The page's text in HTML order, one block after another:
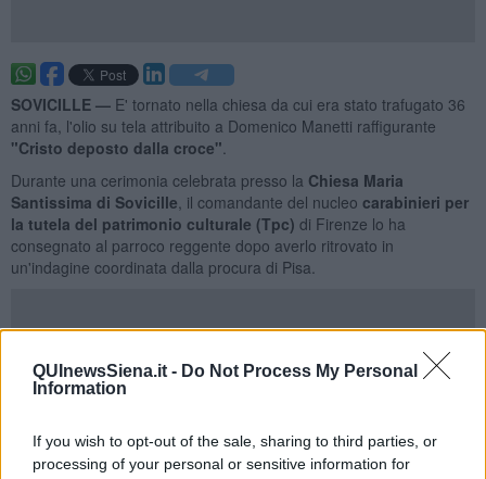
QUInewsSiena.it - Do Not Process My Personal
Information
If you wish to opt-out of the sale, sharing to third parties, or
processing of your personal or sensitive information for
SOVICILLE — E' tornato nella chiesa da cui era stato trafugato 36
anni fa, l'olio su tela attribuito a Domenico Manetti raffigurante
"Cristo deposto dalla croce"
Durante una cerimonia celebrata presso la Chiesa Maria
Santissima di Sovicille , il comandante del nucleo carabinieri per
la tutela del patrimonio culturale (Tpc) di Firenze lo ha
consegnato al parroco reggente dopo averlo ritrovato in
un'indagine coordinata dalla procura di Pisa.
Il dipinto del secolo XVII (cm. 246x166) è attribuito aDomenico
Manetti (1609-1663)
, pittore italiano del periodo barocco ed